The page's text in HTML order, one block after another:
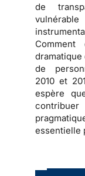
de
Comment
de
2010 et
espère
essentielle